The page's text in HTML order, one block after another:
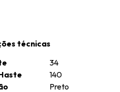
técnicas
34
140
Preto